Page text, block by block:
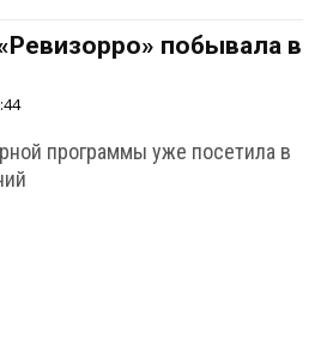
побывала в
программы уже посетила в